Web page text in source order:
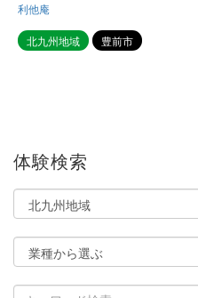
利他庵
北九州地域 豊前市
体験検索